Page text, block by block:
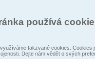
používá
takzvané cookies.
Dejte nám vědět o svých